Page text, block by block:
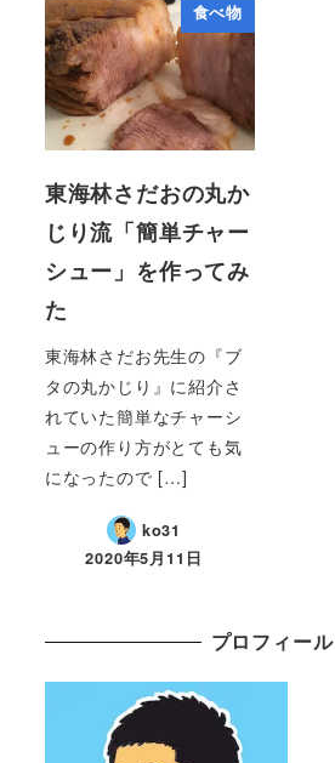
食べ物
東海林さだおの丸か
じり流「簡単チャー
シュー」を作ってみ
た
東海林さだお先生の『ブ
タの丸かじり』に紹介さ
れていた簡単なチャーシ
ューの作り方がとても気
になったので […]
ko31
2020年5月11日
プロフィール